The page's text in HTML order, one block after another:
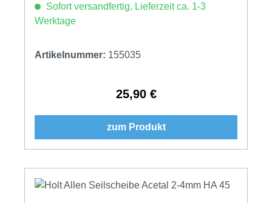
Sofort versandfertig, Lieferzeit ca. 1-3
Werktage
Artikelnummer: 155035
Regulärer Preis:
25,90 €
zum Produkt